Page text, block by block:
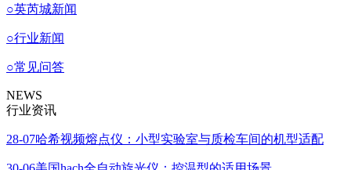
○英芮城新闻
○行业新闻
○常见问答
NEWS
行业资讯
28-07哈希视频熔点仪：小型实验室与质检车间的机型适配